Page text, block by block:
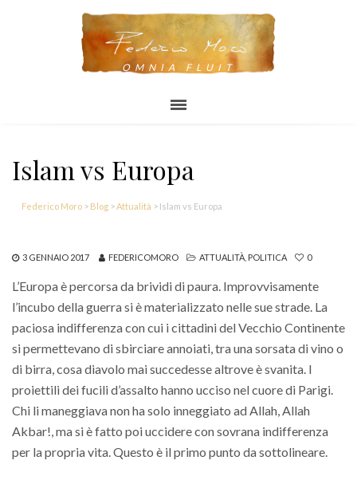
OMNIA FLUIT
Islam vs Europa
Federico Moro > Blog >Attualità > Islam vs Europa
3 GENNAIO 2017 FEDERICOMORO ATTUALITÀ POLITICA 0
L’Europa è percorsa da brividi di paura. Improvvisamente
l’incubo della guerra si è materializzato nelle sue strade. La
paciosa indifferenza con cui i cittadini del Vecchio Continente
si permettevano di sbirciare annoiati, tra una sorsata di vino o
di birra, cosa diavolo mai succedesse altrove è svanita. I
proiettili dei fucili d’assalto hanno ucciso nel cuore di Parigi.
Chi li maneggiava non ha solo inneggiato ad Allah, Allah
Akbar!, ma si è fatto poi uccidere con sovrana indifferenza
per la propria vita. Questo è il primo punto da sottolineare.